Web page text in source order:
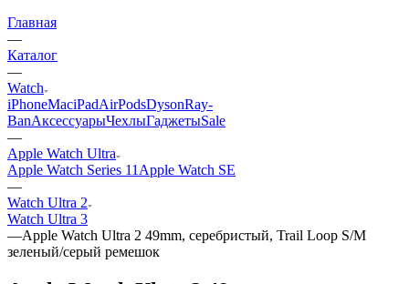
Главная
—
Каталог
—
Watch
iPhoneMaciPadAirPodsDysonRay-
BanАксессуарыЧехлыГаджетыSale
—
Apple Watch Ultra
Apple Watch Series 11 Apple Watch SE
—
Watch Ultra 2
Watch Ultra 3
—Apple Watch Ultra 2 49mm, серебристый, Trail Loop S/M
зеленый/серый ремешок